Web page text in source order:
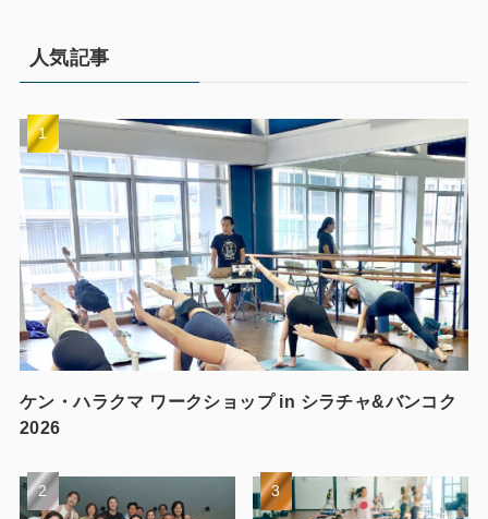
人気記事
ケン・ハラクマ ワークショップ in シラチャ&バンコク
2026